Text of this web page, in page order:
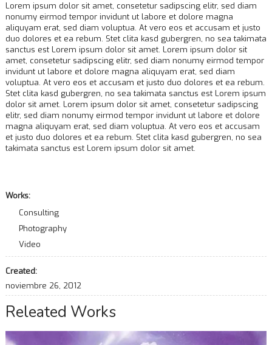
Lorem ipsum dolor sit amet, consetetur sadipscing elitr, sed diam
nonumy eirmod tempor invidunt ut labore et dolore magna
aliquyam erat, sed diam voluptua. At vero eos et accusam et justo
duo dolores et ea rebum. Stet clita kasd gubergren, no sea takimata
sanctus est Lorem ipsum dolor sit amet. Lorem ipsum dolor sit
amet, consetetur sadipscing elitr, sed diam nonumy eirmod tempor
invidunt ut labore et dolore magna aliquyam erat, sed diam
voluptua. At vero eos et accusam et justo duo dolores et ea rebum.
Stet clita kasd gubergren, no sea takimata sanctus est Lorem ipsum
dolor sit amet. Lorem ipsum dolor sit amet, consetetur sadipscing
elitr, sed diam nonumy eirmod tempor invidunt ut labore et dolore
magna aliquyam erat, sed diam voluptua. At vero eos et accusam
et justo duo dolores et ea rebum. Stet clita kasd gubergren, no sea
takimata sanctus est Lorem ipsum dolor sit amet.
Works:
Consulting
Photography
Video
Created:
noviembre 26, 2012
Releated Works